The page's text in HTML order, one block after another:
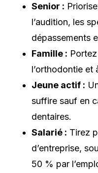
Senior :
l’audition, les
dépassements
Famille :
l’orthodontie et
Jeune actif :
suffire sauf en
dentaires.
Salarié : Tirez
d’entreprise,
50 % par